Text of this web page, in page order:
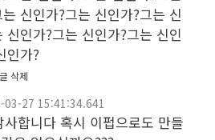
신인가?그는 신인가?그는 신
신인가?그는 신인가?그는 신인
인가?
삭제
03-27 15:41:34.641
사합니다 혹시 이펍으로도 만들